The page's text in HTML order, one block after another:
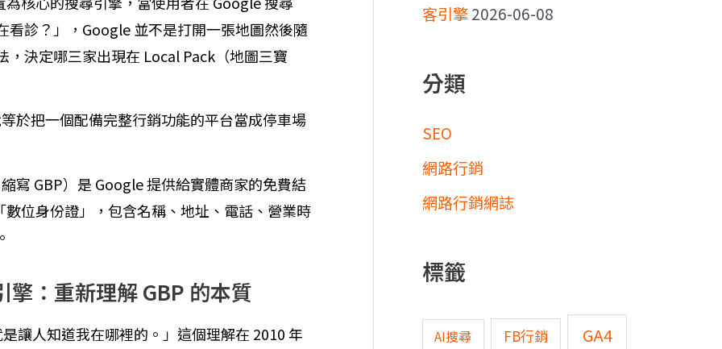
診？」，Google 並不是打開一張地圖然後隨
決定哪三家出現在 Local Pack（地圖三寶
於把一個配備完整行銷功能的平台當成停車場
寫 GBP）是 Google 提供給實體商家的免費結
位身份證」，包含名稱、地址、電話、營業時
：重新理解 GBP 的本質
讓人知道我在哪裡的。」這個理解在 2010 年
客引擎2026-06-08
分類
SEO
網路行銷
網路行銷網誌
標籤
AI搜尋 FB行銷 GA4